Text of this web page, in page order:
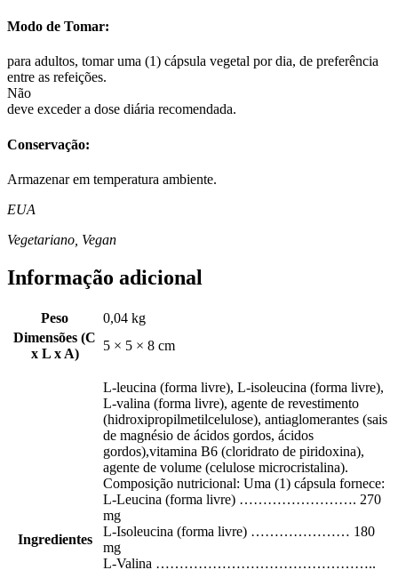
Modo de Tomar:
para adultos, tomar uma (1) cápsula vegetal por dia, de preferência
entre as refeições.
Não
deve exceder a dose diária recomendada.
Conservação:
Armazenar em temperatura ambiente.
EUA
Vegetariano, Vegan
Informação adicional
Peso
0,04 kg
Dimensões (C
x L x A)
5 × 5 × 8 cm
Ingredientes
L-leucina (forma livre), L-isoleucina (forma livre),
L-valina (forma livre), agente de revestimento
(hidroxipropilmetilcelulose), antiaglomerantes (sais
de magnésio de ácidos gordos, ácidos
gordos),vitamina B6 (cloridrato de piridoxina),
agente de volume (celulose microcristalina).
Composição nutricional: Uma (1) cápsula fornece:
L-Leucina (forma livre) ……………………. 270
mg
L-Isoleucina (forma livre) ………………… 180
mg
L-Valina ………………………………………..